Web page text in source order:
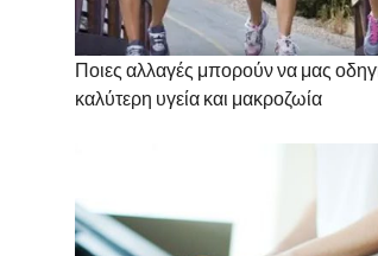
Ποιες αλλαγές μπορούν να μας
καλύτερη υγεία και μακροζωία